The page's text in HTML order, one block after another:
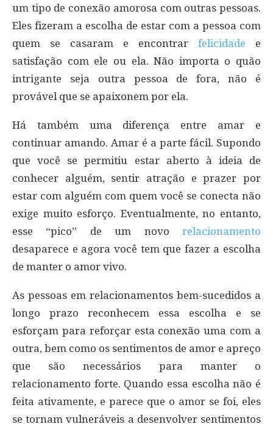
um tipo de conexão amorosa com outras pessoas.
Eles fizeram a escolha de estar com a pessoa com
quem se casaram e encontrar felicidade e
satisfação com ele ou ela. Não importa o quão
intrigante seja outra pessoa de fora, não é
provável que se apaixonem por ela.
Há também uma diferença entre amar e
continuar amando. Amar é a parte fácil. Supondo
que você se permitiu estar aberto à ideia de
conhecer alguém, sentir atração e prazer por
estar com alguém com quem você se conecta não
exige muito esforço. Eventualmente, no entanto,
esse “pico” de um novo relacionamento
desaparece e agora você tem que fazer a escolha
de manter o amor vivo.
As pessoas em relacionamentos bem-sucedidos a
longo prazo reconhecem essa escolha e se
esforçam para reforçar esta conexão uma com a
outra, bem como os sentimentos de amor e apreço
que são necessários para manter o
relacionamento forte. Quando essa escolha não é
feita ativamente, e parece que o amor se foi, eles
se tornam vulneráveis a desenvolver sentimentos